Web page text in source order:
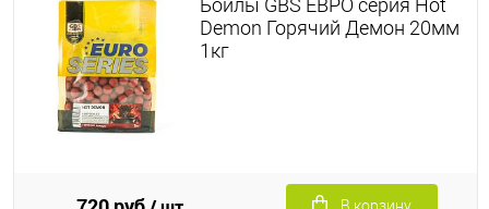
Demon Горячий Демон 20мм
1кг